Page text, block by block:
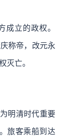
成立的政权。
称帝，改元永
灭亡。
明清时代重要
旅客乘船到达